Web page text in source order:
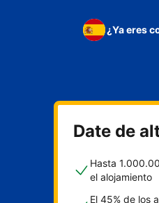
¿Ya eres
Date de
Hasta
el alojamiento
El 45% de los